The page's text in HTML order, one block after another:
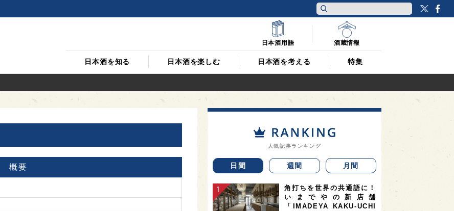
日本酒を知る 日本酒を楽しむ 日本酒を考える 特集
日本酒用語 酒蔵情報
概要
人気記事ランキング
日間 週間 月間
角打ちを世界の共通語に！
いまでやの新店舗
「IMADEYA KAKU-UCHI